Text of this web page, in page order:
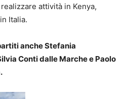
attività in Kenya,
Italia.
anche Stefania
Conti dalle Marche e Paolo